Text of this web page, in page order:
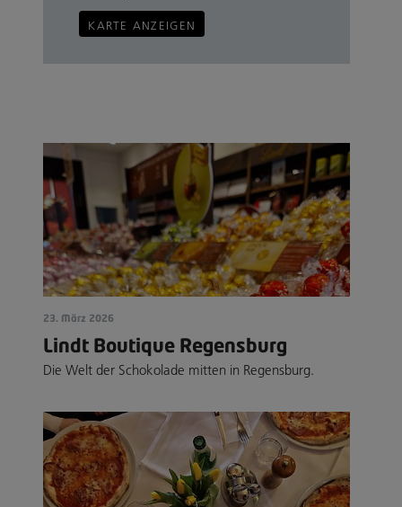
KARTE ANZEIGEN
23. März 2026
Lindt Boutique Regensburg
Die Welt der Schokolade mitten in Regensburg.